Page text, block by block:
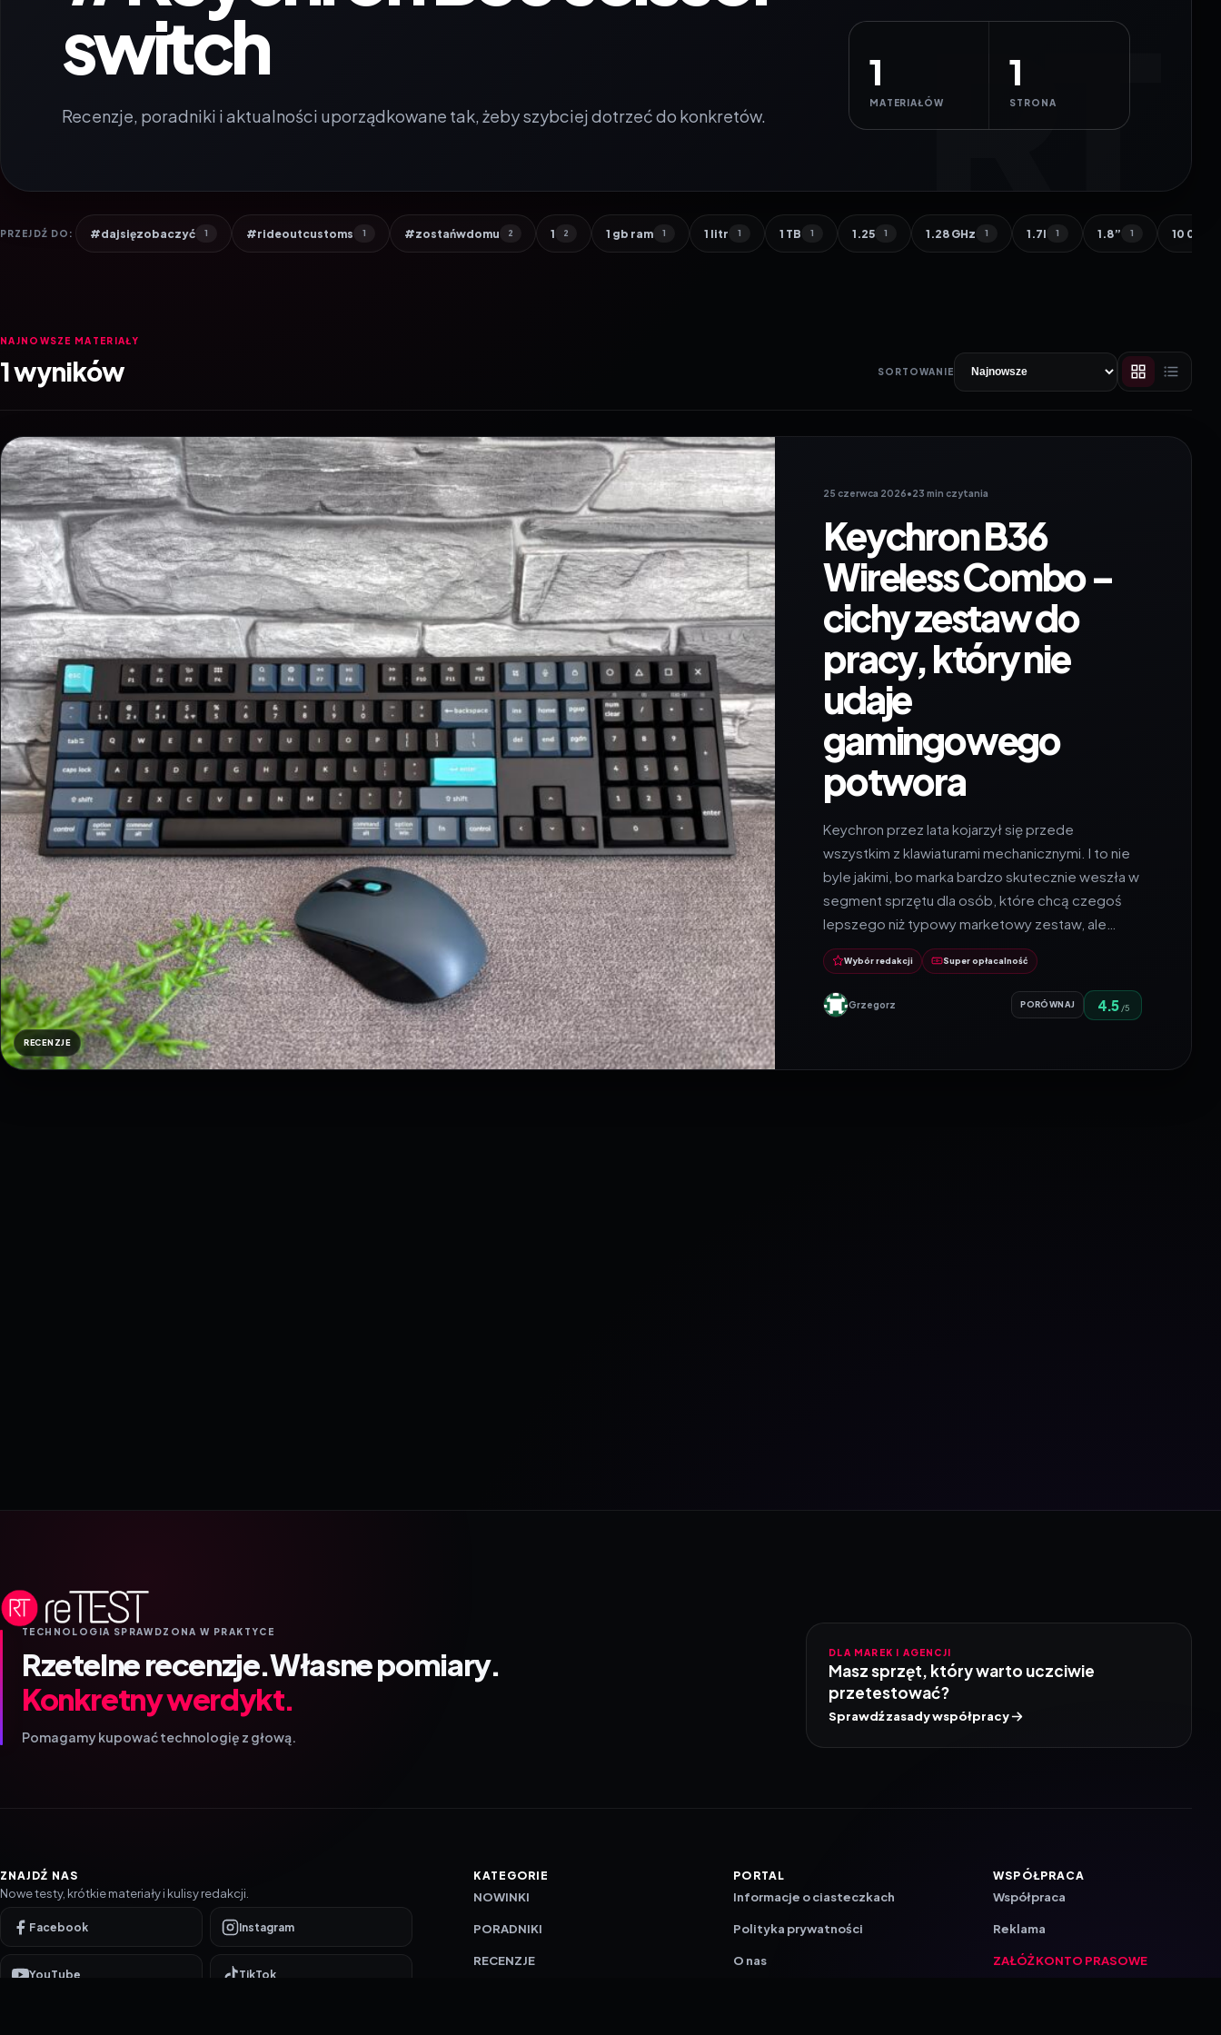
switch
Recenzje, poradniki i aktualności uporządkowane tak, żeby szybciej dotrzeć do konkretów.
1
MATERIAŁÓW
1
STRONA
PRZEJDŹ DO: #dajsięzobaczyć 1 #rideoutcustoms 1 #zostańwdomu 2 1 2 1 gb ram 1 1 litr 1 1 TB 1 1.25 1 1.28 GHz 1 1.7l 1 1.8” 1 10 000
NAJNOWSZE MATERIAŁY
1 wyników SORTOWANIE
RECENZJE
25 czerwca 2026•23 min czytania
Keychron B36
Wireless Combo –
cichy zestaw do
pracy, który nie
udaje
gamingowego
potwora
Keychron przez lata kojarzył się przede
wszystkim z klawiaturami mechanicznymi. I to nie
byle jakimi, bo marka bardzo skutecznie weszła w
segment sprzętu dla osób, które chcą czegoś
lepszego niż typowy marketowy zestaw, ale…
Wybór redakcji Super opłacalność
Grzegorz PORÓWNAJ 4.5 /5
TECHNOLOGIA SPRAWDZONA W PRAKTYCE
Rzetelne recenzje.Własne pomiary.
Konkretny werdykt.
Pomagamy kupować technologię z głową.
DLA MAREK I AGENCJI
Masz sprzęt, który warto uczciwie
przetestować?
Sprawdź zasady współpracy
ZNAJDŹ NAS
Nowe testy, krótkie materiały i kulisy redakcji.
Facebook Instagram
YouTube TikTok
KATEGORIE
NOWINKI
PORADNIKI
RECENZJE
PORTAL
Informacje o ciasteczkach
Polityka prywatności
O nas
WSPÓŁPRACA
Współpraca
Reklama
ZAŁÓŻ KONTO PRASOWE